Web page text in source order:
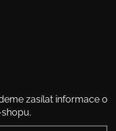
zasílat informace o